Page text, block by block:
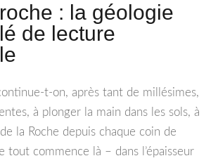
: la géologie
de lecture
t-on, après tant de millésimes,
à plonger la main dans les sols, à
la Roche depuis chaque coin de
tout commence là – dans l’épaisseur